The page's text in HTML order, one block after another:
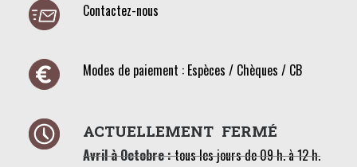
Contactez-nous
Modes de paiement : Espèces / Chèques / CB
ACTUELLEMENT FERMÉ
Avril à Octobre :tous les jours de 09 h. à 12 h.